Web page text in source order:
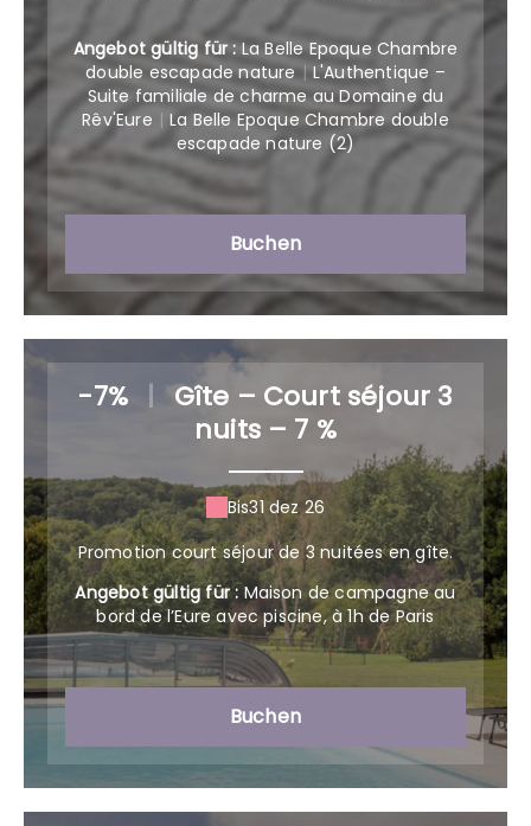
Angebot gültig für : La Belle Epoque Chambre
double escapade nature | L'Authentique –
Suite familiale de charme au Domaine du
Rêv'Eure | La Belle Epoque Chambre double
escapade nature (2)
Buchen
-7% | Gîte – Court séjour 3
nuits – 7 %
Bis31 dez 26
Promotion court séjour de 3 nuitées en gîte.
Angebot gültig für : Maison de campagne au
bord de l’Eure avec piscine, à 1h de Paris
Buchen